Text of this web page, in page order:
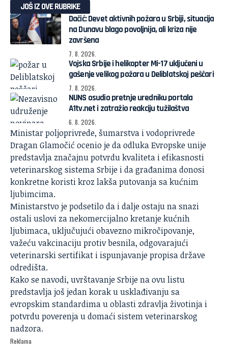
JOŠ IZ OVE RUBRIKE
Dačić: Devet aktivnih požara u Srbiji, situacija
na Dunavu blago povoljnija, ali kriza nije
završena
7. 8. 2026.
Vojska Srbije i helikopter Mi-17 uključeni u
gašenje velikog požara u Deliblatskoj peščari
7. 8. 2026.
NUNS osudio pretnje uredniku portala
A1tv.net i zatražio reakciju tužilaštva
6. 8. 2026.
Ministar poljoprivrede, šumarstva i vodoprivrede
Dragan Glamočić ocenio je da odluka Evropske unije
predstavlja značajnu potvrdu kvaliteta i efikasnosti
veterinarskog sistema Srbije i da građanima donosi
konkretne koristi kroz lakša putovanja sa kućnim
ljubimcima.
Ministarstvo je podsetilo da i dalje ostaju na snazi
ostali uslovi za nekomercijalno kretanje kućnih
ljubimaca, uključujući obavezno mikročipovanje,
važeću vakcinaciju protiv besnila, odgovarajući
veterinarski sertifikat i ispunjavanje propisa države
odredišta.
Kako se navodi, uvrštavanje Srbije na ovu listu
predstavlja još jedan korak u usklađivanju sa
evropskim standardima u oblasti zdravlja životinja i
potvrdu poverenja u domaći sistem veterinarskog
nadzora.
Reklama